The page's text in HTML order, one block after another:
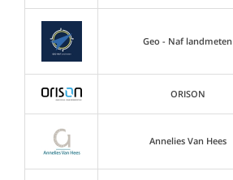
Geo - Naf landmeten
ORISON
Annelies Van Hees